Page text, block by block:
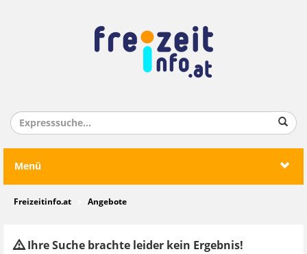
Menü
Freizeitinfo.at Angebote
Ihre Suche brachte leider kein Ergebnis!